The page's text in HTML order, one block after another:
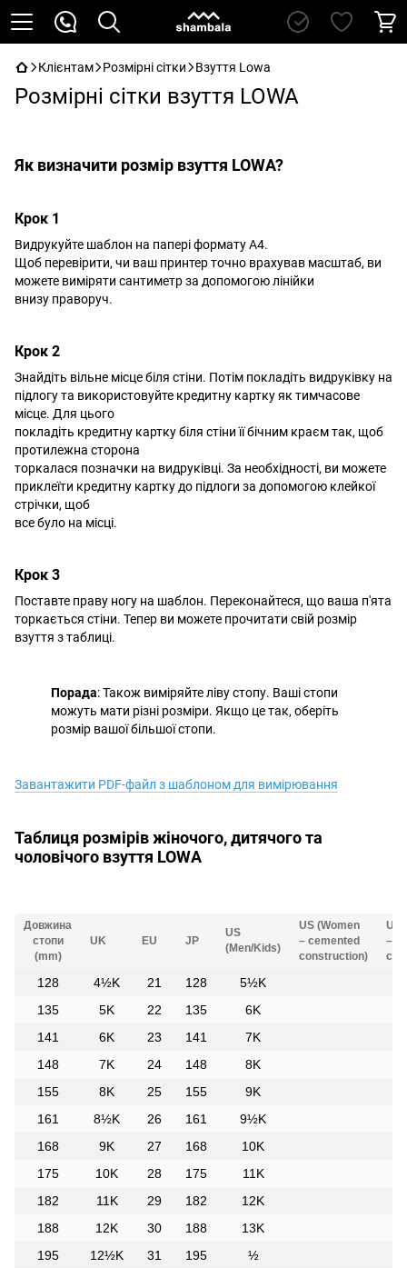
Клієнтам Розмірні сітки Взуття Lowa
Розмірні сітки взуття LOWA
Як визначити розмір взуття LOWA?
Крок 1
Видрукуйте шаблон на папері формату A4.
Щоб перевірити, чи ваш принтер точно врахував масштаб, ви
можете виміряти сантиметр за допомогою лінійки
внизу праворуч.
Крок 2
Знайдіть вільне місце біля стіни. Потім покладіть видруківку на
підлогу та використовуйте кредитну картку як тимчасове
місце. Для цього
покладіть кредитну картку біля стіни її бічним краєм так, щоб
протилежна сторона
торкалася позначки на видруківці. За необхідності, ви можете
приклеїти кредитну картку до підлоги за допомогою клейкої
стрічки, щоб
все було на місці.
Крок 3
Поставте праву ногу на шаблон. Переконайтеся, що ваша п'ята
торкається стіни. Тепер ви можете прочитати свій розмір
взуття з таблиці.
Порада: Також виміряйте ліву стопу. Ваші стопи
можуть мати різні розміри. Якщо це так, оберіть
розмір вашої більшої стопи.
Завантажити PDF-файл з шаблоном для вимірювання
Таблиця розмірів жіночого, дитячого та
чоловічого взуття LOWA
Довжина
стопи
(mm)
UK EU JP
US
(Men/Kids)
US (Women
– cemented
construction)
US
–
128 4½K 21 128
5½K
135
5K 22 135
6K
141
6K 23 141
7K
148
7K 24 148
8K
155
8K 25 155
9K
161
8½K 26 161
9½K
168
9K 27 168
10K
175
10K 28 175
11K
182
11K 29 182
12K
188
12K 30 188
13K
195
12½K 31 195
½